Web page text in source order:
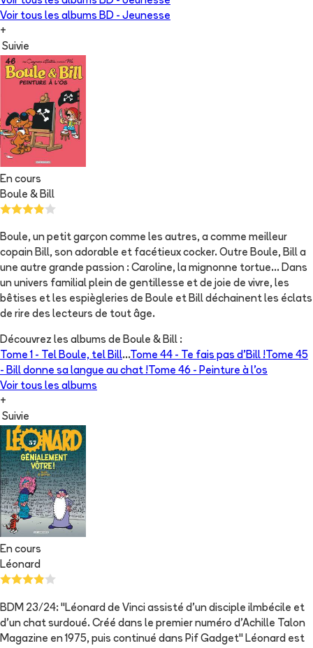
Voir tous les albums BD - Jeunesse
+
Suivie
En cours
Boule & Bill
Boule, un petit garçon comme les autres, a comme meilleur
copain Bill, son adorable et facétieux cocker. Outre Boule, Bill a
une autre grande passion : Caroline, la mignonne tortue... Dans
un univers familial plein de gentillesse et de joie de vivre, les
bêtises et les espiègleries de Boule et Bill déchainent les éclats
de rire des lecteurs de tout âge.
Découvrez les albums de Boule & Bill :
Tome 1 - Tel Boule, tel Bill...Tome 44 - Te fais pas d'Bill ! Tome 45
- Bill donne sa langue au chat ! Tome 46 - Peinture à l’os
Voir tous les albums
+
Suivie
En cours
Léonard
BDM 23/24: "Léonard de Vinci assisté d'un disciple ilmbécile et
d'un chat surdoué. Créé dans le premier numéro d'Achille Talon
Magazine en 1975, puis continué dans Pif Gadget" Léonard est